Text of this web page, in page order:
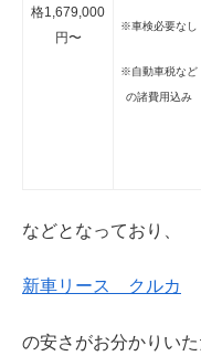
格1,679,000
円〜
※車検必要なし
※自動車税など
の諸費用込み
などとなっており、
新車リース クルカ
の安さがお分かりい